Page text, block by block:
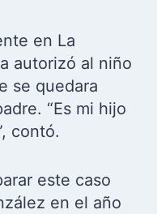
en La
autorizó al niño
se quedara
“Es mi hijo
contó.
este caso
en el año